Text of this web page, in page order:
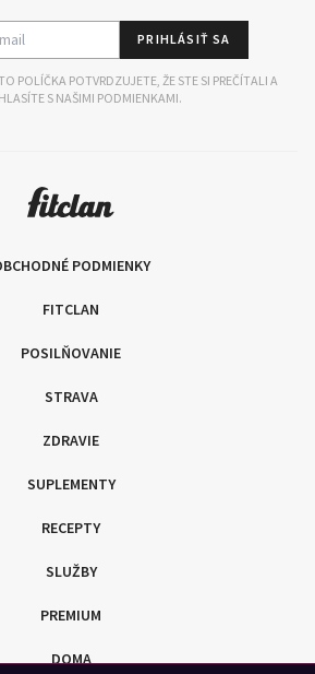
PRIHLÁSIŤ SA
POLÍČKA POTVRDZUJETE, ŽE STE SI PREČÍTALI A
S NAŠIMI PODMIENKAMI.
PODMIENKY
FITCLAN
POSILŇOVANIE
STRAVA
ZDRAVIE
SUPLEMENTY
RECEPTY
SLUŽBY
PREMIUM
DOMA